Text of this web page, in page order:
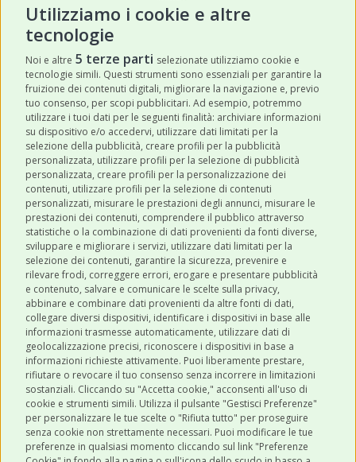
Utilizziamo i cookie e altre
tecnologie
Noi e altre 5 terze parti selezionate utilizziamo cookie e
tecnologie simili. Questi strumenti sono essenziali per garantire la
fruizione dei contenuti digitali, migliorare la navigazione e, previo
tuo consenso, per scopi pubblicitari. Ad esempio, potremmo
utilizzare i tuoi dati per le seguenti finalità: archiviare informazioni
su dispositivo e/o accedervi, utilizzare dati limitati per la
selezione della pubblicità, creare profili per la pubblicità
personalizzata, utilizzare profili per la selezione di pubblicità
personalizzata, creare profili per la personalizzazione dei
contenuti, utilizzare profili per la selezione di contenuti
personalizzati, misurare le prestazioni degli annunci, misurare le
prestazioni dei contenuti, comprendere il pubblico attraverso
statistiche o la combinazione di dati provenienti da fonti diverse,
sviluppare e migliorare i servizi, utilizzare dati limitati per la
selezione dei contenuti, garantire la sicurezza, prevenire e
rilevare frodi, correggere errori, erogare e presentare pubblicità
e contenuto, salvare e comunicare le scelte sulla privacy,
abbinare e combinare dati provenienti da altre fonti di dati,
collegare diversi dispositivi, identificare i dispositivi in base alle
informazioni trasmesse automaticamente, utilizzare dati di
geolocalizzazione precisi, riconoscere i dispositivi in base a
informazioni richieste attivamente. Puoi liberamente prestare,
rifiutare o revocare il tuo consenso senza incorrere in limitazioni
sostanziali. Cliccando su "Accetta cookie," acconsenti all'uso di
cookie e strumenti simili. Utilizza il pulsante "Gestisci Preferenze"
per personalizzare le tue scelte o "Rifiuta tutto" per proseguire
senza cookie non strettamente necessari. Puoi modificare le tue
preferenze in qualsiasi momento cliccando sul link "Preferenze
Acconsento a ricevere newsletter,
aggiornamenti e offerte promozionali da
Robinson Pet Shop tramite email.*
ULTIMI POST
CATEGORIE
SHOP ONLINE
CONTATTI
0543 096850
Contattaci